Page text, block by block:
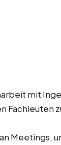
mit
Fachleuten
Meetings,